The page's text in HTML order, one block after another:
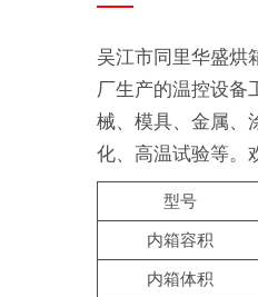
吴江市同里华盛烘
厂生产的温控设备
械、模具、金属、
化、高温试验等。
型号
内箱容积
内箱体积